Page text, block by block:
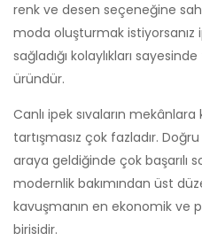
renk ve desen seçeneğine
moda oluşturmak istiyorsanız
sağladığı kolaylıkları
üründür.
Canlı ipek sıvaların
tartışmasız çok fazladır.
araya geldiğinde çok başarılı
modernlik bakımından üst
kavuşmanın en ekonomik ve
birisidir.